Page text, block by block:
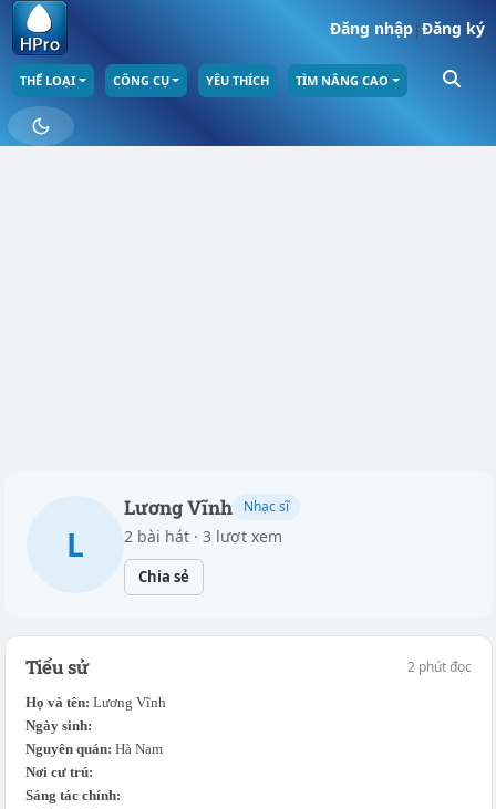
Đăng nhập|Đăng ký
THỂ LOẠI CÔNG CỤ YÊU THÍCH TÌM NÂNG CAO
L
Lương Vĩnh Nhạc sĩ
2 bài hát · 3 lượt xem
Chia sẻ
Tiểu sử 2 phút đọc
Họ và tên: Lương Vĩnh
Ngày sinh:
Nguyên quán: Hà Nam
Nơi cư trú:
Sáng tác chính: